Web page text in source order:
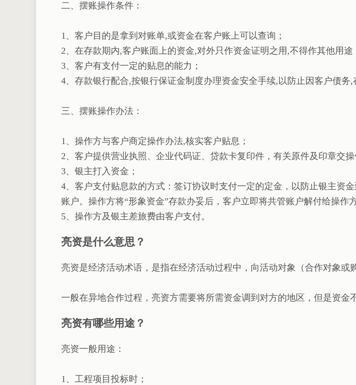
二、摆账操作条件：
1、客户目的是拿到对账单,或资金在客户账上可以查询；
2、在存款期内,客户账面上的资金,对外只作资金证明之用,不得作其他用途
3、客户有支付一定的贴息的能力；
4、存款银行配合,按银行保证金制度办理资金安全手续,以防止因客户债务,
三、摆账操作办法：
1、操作方与客户商定操作办法,核实客户贴息；
2、客户提供营业执照、企业代码证、贷款卡复印件，有关原件及印章交
3、银主打入资金；
4、客户支付贴息款的方式：签订协议时支付一定的定金，以防止银主资
账户。操作方将“形象资金”存款办妥后，客户立即将共管账户解付给操作
5、操作方及银主差旅费由客户支付。
亮资是什么意思？
亮资是经济活动术语，是指在经济活动过程中，向活动对象（合作对象或
一般在异地合作过程，亮资方需要将所需资金调到对方的地区，但是资金
亮资有哪些用途？
亮资一般用途：
1、工程项目投标时；